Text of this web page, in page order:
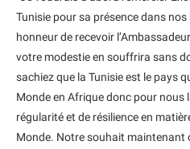
Tunisie pour sa présence dans
honneur de recevoir
votre modestie en souffrira sans
sachiez que la Tunisie est le pays
Monde en Afrique donc pour nous
régularité et de résilience en
Monde. Notre souhait maintenant